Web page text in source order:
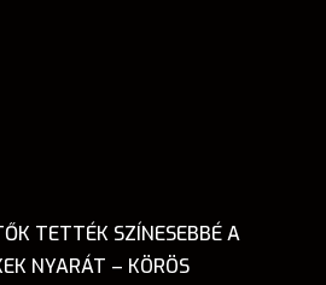
TETTÉK SZÍNESEBBÉ A
NYARÁT – KÖRÖS